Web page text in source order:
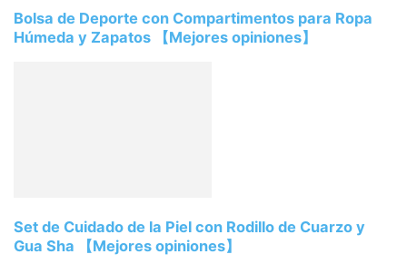
Bolsa de Deporte con Compartimentos para Ropa
Húmeda y Zapatos 【Mejores opiniones】
Set de Cuidado de la Piel con Rodillo de Cuarzo y
Gua Sha 【Mejores opiniones】